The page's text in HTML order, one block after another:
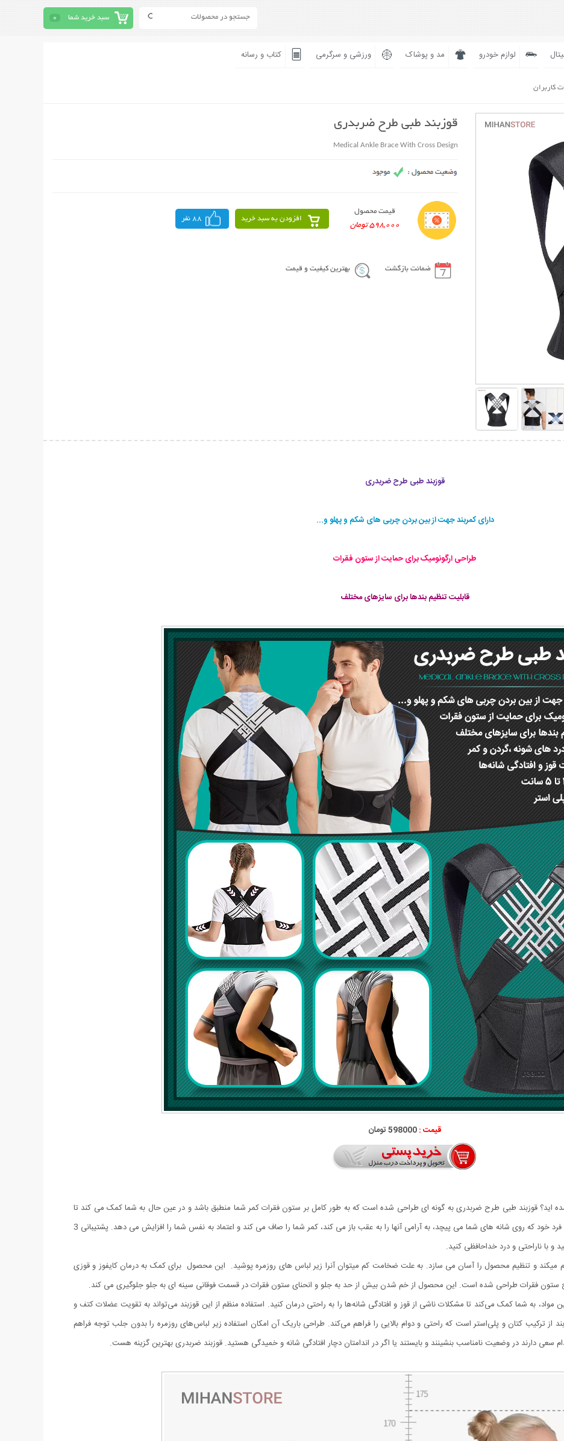
سبد خرید شما 0
لوازم خودرو مد و پوشاک ورزشی و سرگرمی کتاب و رسانه
کاربران
قوزبند طبی طرح ضربدری
Medical Ankle Brace With Cross Design
قیمت محصول
598,000 تومان
افزودن به سبد خرید 88 نفر
ضمانت بازگشت بهترین کیفیت و قیمت
قوزبند طبی طرح ضربدری
دارای کمربند جهت از بین بردن چربی های شکم و پهلو و...
طراحی ارگونومیک برای حمایت از ستون فقرات
قابلیت تنظیم بندها برای سایزهای مختلف
قیمت :598000 تومان
شده اید؟ قوزبند طبی طرح ضربدری به گونه ای طراحی شده است که به طور کامل بر ستون فقرات کمر شما منطبق باشد و در عین حال به شما کمک می کند تا
وضعیت مناسبی داشته باشید.با کمربند حالت منحصر به فرد خود که روی شانه های شما می پیچد، به آرامی آنها را به عقب باز می کند، کمر شما را صاف می کند و اعتماد به نفس شما را افزایش می دهد. پشتیبانی 3
و تنظیم محصول را آسان می سازد. به علت ضخامت کم میتوان آنرا زیر لباس های روزمره پوشید. این محصول برای کمک به درمان کایفوز و قوزی
ستون فقرات طراحی شده است. این محصول از خم شدن بیش از حد به جلو و انحنای ستون فقرات در قسمت فوقانی سینه ای به جلو جلوگیری می کند.
مواد، به شما کمک می‌کند تا مشکلات ناشی از قوز و افتادگی شانه‌ها را به راحتی درمان کنید. استفاده منظم از این قوزبند می‌تواند به تقویت عضلات کتف و
ترکیب کتان و پلی‌استر است که راحتی و دوام بالایی را فراهم می‌کند. طراحی باریک آن امکان استفاده زیر لباس‌های روزمره را بدون جلب توجه فراهم
دارند در وضعیت نامناسب بنشینند و بایستند یا اگر در اندامتان دچار افتادگی شانه و خمیدگی هستید. قوزبند ضربدری بهترین گزینه هست.